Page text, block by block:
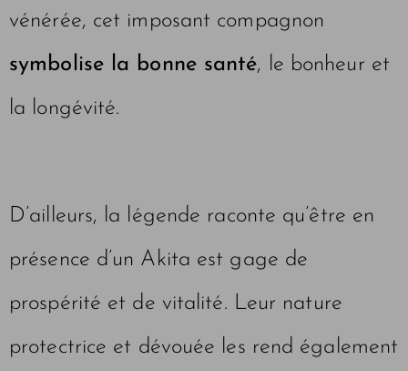
vénérée, cet imposant compagnon
symbolise la bonne santé, le bonheur et
la longévité.
D’ailleurs, la légende raconte qu’être en
présence d’un Akita est gage de
prospérité et de vitalité. Leur nature
protectrice et dévouée les rend également